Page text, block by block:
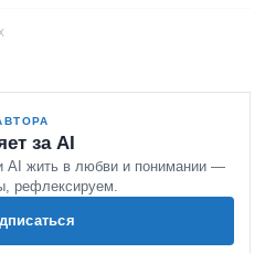
за AI
AI жить в любви и понимании —
рефлексируем.